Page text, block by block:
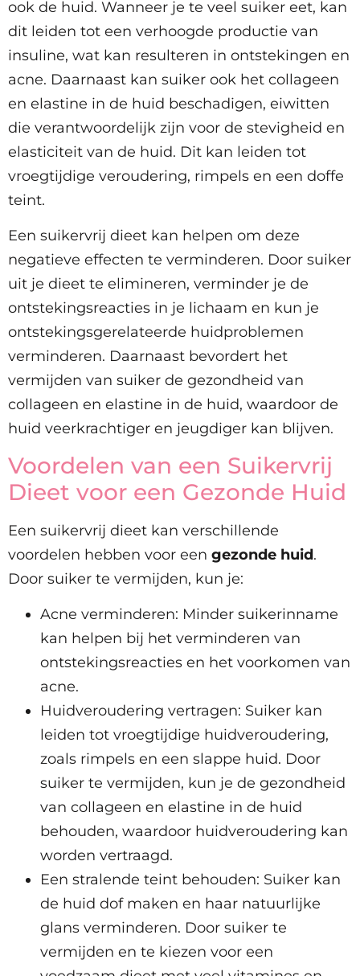
ook de huid. Wanneer je te veel suiker eet, kan
dit leiden tot een verhoogde productie van
insuline, wat kan resulteren in ontstekingen en
acne. Daarnaast kan suiker ook het collageen
en elastine in de huid beschadigen, eiwitten
die verantwoordelijk zijn voor de stevigheid en
elasticiteit van de huid. Dit kan leiden tot
vroegtijdige veroudering, rimpels en een doffe
teint.
Een suikervrij dieet kan helpen om deze
negatieve effecten te verminderen. Door suiker
uit je dieet te elimineren, verminder je de
ontstekingsreacties in je lichaam en kun je
ontstekingsgerelateerde huidproblemen
verminderen. Daarnaast bevordert het
vermijden van suiker de gezondheid van
collageen en elastine in de huid, waardoor de
huid veerkrachtiger en jeugdiger kan blijven.
Voordelen van een Suikervrij
Dieet voor een Gezonde Huid
Een suikervrij dieet kan verschillende
voordelen hebben voor een gezonde huid.
Door suiker te vermijden, kun je:
Acne verminderen: Minder suikerinname
kan helpen bij het verminderen van
ontstekingsreacties en het voorkomen van
acne.
Huidveroudering vertragen: Suiker kan
leiden tot vroegtijdige huidveroudering,
zoals rimpels en een slappe huid. Door
suiker te vermijden, kun je de gezondheid
van collageen en elastine in de huid
behouden, waardoor huidveroudering kan
worden vertraagd.
Een stralende teint behouden: Suiker kan
de huid dof maken en haar natuurlijke
glans verminderen. Door suiker te
vermijden en te kiezen voor een